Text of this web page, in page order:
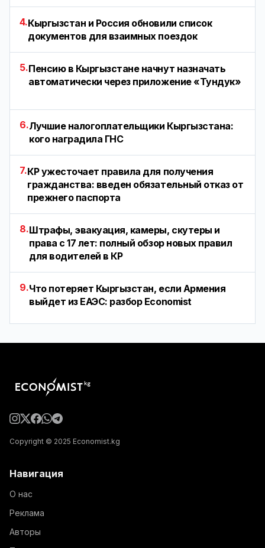
4.Кыргызстан и Россия обновили список
документов для взаимных поездок
5.Пенсию в Кыргызстане начнут назначать
автоматически через приложение «Тундук»
6.Лучшие налогоплательщики Кыргызстана:
кого наградила ГНС
7.КР ужесточает правила для получения
гражданства: введен обязательный отказ от
прежнего паспорта
8.Штрафы, эвакуация, камеры, скутеры и
права с 17 лет: полный обзор новых правил
для водителей в КР
9.Что потеряет Кыргызстан, если Армения
выйдет из ЕАЭС: разбор Economist
Copyright © 2025 Economist.kg
Навигация
О нас
Реклама
Авторы